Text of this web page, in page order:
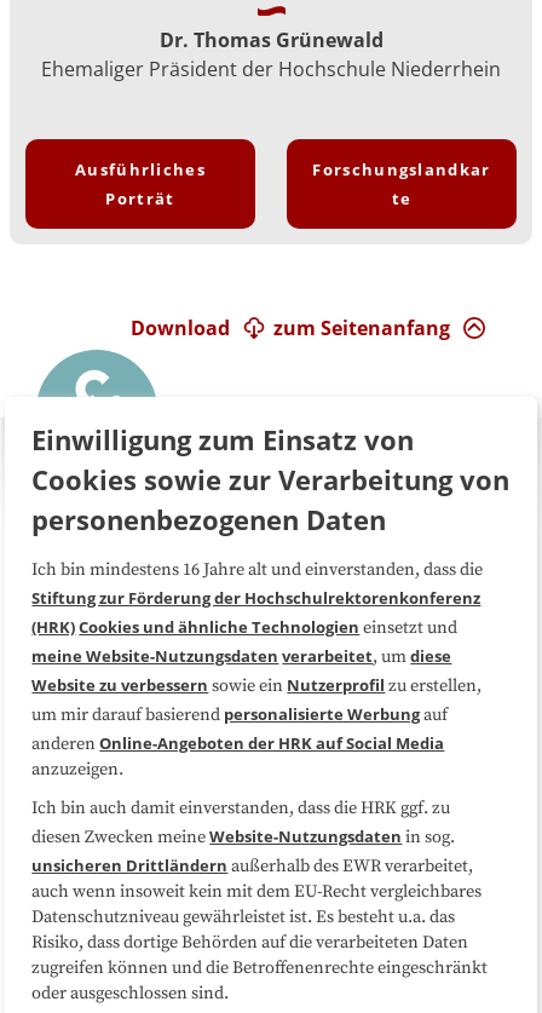
Dr. Thomas Grünewald
Ehemaliger Präsident der Hochschule Niederrhein
Ausführliches
Porträt
Forschungslandkar
te
zum Seitenanfang
Download
Über uns FAQ
Medienarbeit Kooperationen
Datenschutzerklärung Impressum
Sitemap
Folgen Sie uns
Einwilligung zum Einsatz von
Cookies sowie zur Verarbeitung von
personenbezogenen Daten
Ich bin mindestens 16 Jahre alt und einverstanden, dass die
Stiftung zur Förderung der Hochschulrektorenkonferenz
(HRK)Cookies und ähnliche Technologien einsetzt und
meine Website-Nutzungsdaten verarbeitet, umdiese
Website zu verbessern sowie ein Nutzerprofil zu erstellen,
um mir darauf basierend personalisierte Werbungauf
anderenOnline-Angeboten der HRK auf Social Media
anzuzeigen.
Ich bin auch damit einverstanden, dass die HRK ggf. zu
diesen Zwecken meineWebsite-Nutzungsdaten in sog.
unsicheren Drittländern außerhalb des EWR verarbeitet,
auch wenn insoweit kein mit dem EU-Recht vergleichbares
Datenschutzniveau gewährleistet ist. Es besteht u.a. das
Risiko, dass dortige Behörden auf die verarbeiteten Daten
zugreifen können und die Betroffenenrechte eingeschränkt
oder ausgeschlossen sind.